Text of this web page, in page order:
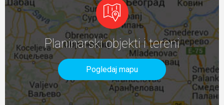
Planinarski objekti i tereni
Pogledaj mapu